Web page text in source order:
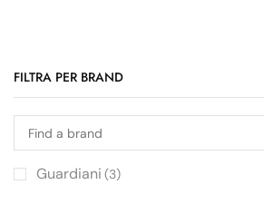
FILTRA PER BRAND
Guardiani (3)